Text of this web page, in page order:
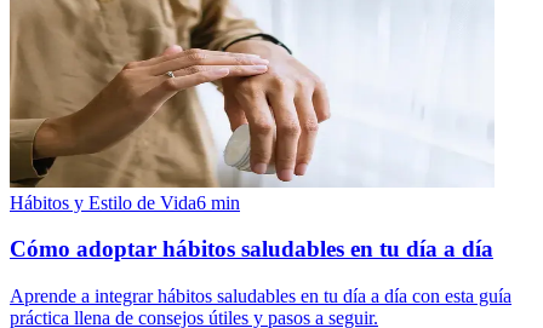
Hábitos y Estilo de Vida6 min
Cómo adoptar hábitos saludables en tu día a día
Aprende a integrar hábitos saludables en tu día a día con esta guía
práctica llena de consejos útiles y pasos a seguir.